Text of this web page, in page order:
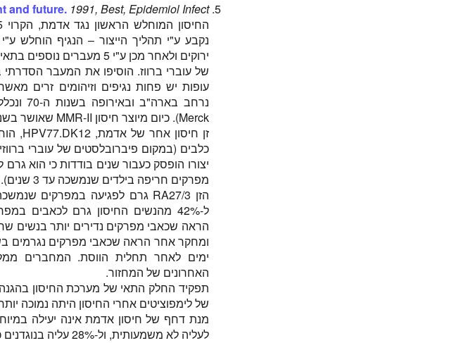
and future. 1991, Best, Epidemiol Infect
ירוקים ולאחר מכן ע"י 5 מעברים נוספים בתאים פיברובלסטים
של עוברי ברווז. הוסיפו את המעבר
עופות יש פחות נגיפים וזיהומים זרים
Merck). כיום מיוצר חיסון MMR-II שאושר בשנת 1988.
יצורו הופסק כעבור שנים בודדות כי הוא
מפרקים חריפה בילדים שנמשכה עד 3 שנים).
ימים לאחר תחלית הווסת. המחברים
האחרונים של המחזור.
תפקיד החלק התאי של מערכת החיסון
של לימפוציטים אחרי החיסון היתה נמוכה
מנת דחף של חיסון אדמת אינה יעילה
לעליה לא משמעותית, ול-28% עליה בנוגדנים כלל לא נרשמה.